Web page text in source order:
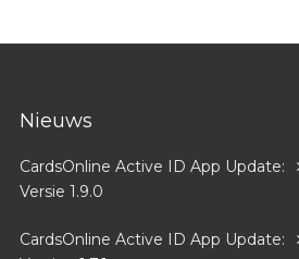
Nieuws
CardsOnline Active ID App Update:
Versie 1.9.0
CardsOnline Active ID App Update: